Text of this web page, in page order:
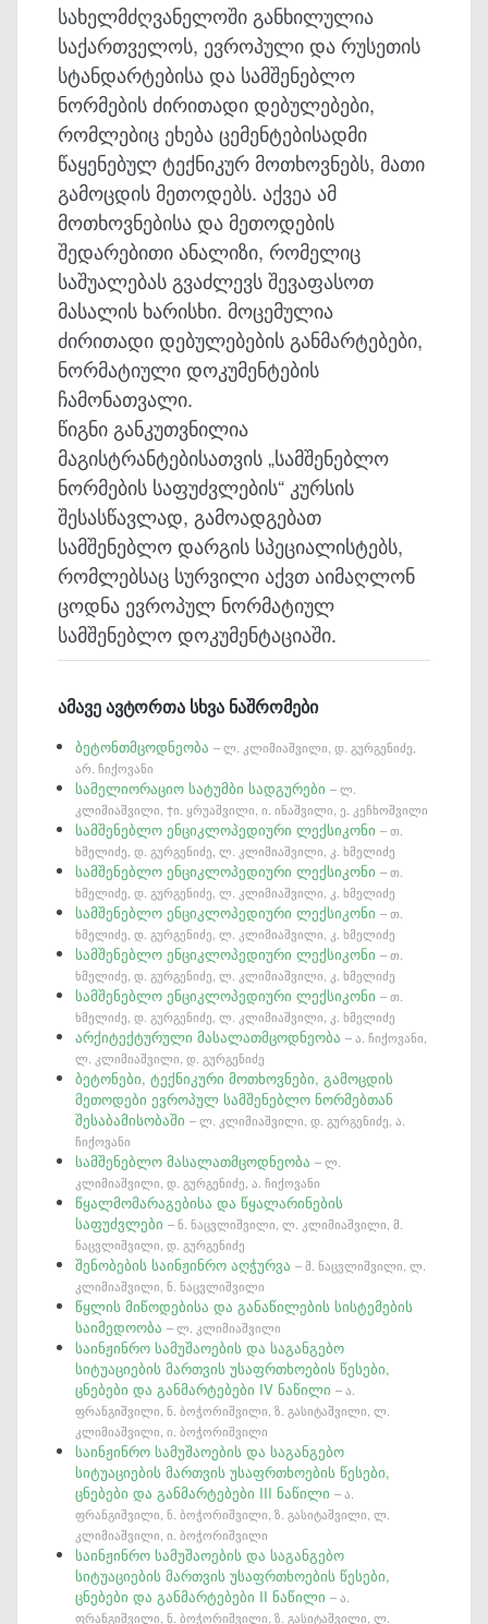
სახელმძღვანელოში განხილულია
საქართველოს, ევროპული და რუსეთის
სტანდარტებისა და სამშენებლო
ნორმების ძირითადი დებულებები,
რომლებიც ეხება ცემენტებისადმი
წაყენებულ ტექნიკურ მოთხოვნებს, მათი
გამოცდის მეთოდებს. აქვეა ამ
მოთხოვნებისა და მეთოდების
შედარებითი ანალიზი, რომელიც
საშუალებას გვაძლევს შევაფასოთ
მასალის ხარისხი. მოცემულია
ძირითადი დებულებების განმარტებები,
ნორმატიული დოკუმენტების
ჩამონათვალი.
წიგნი განკუთვნილია
მაგისტრანტებისათვის „სამშენებლო
ნორმების საფუძვლების“ კურსის
შესასწავლად, გამოადგებათ
სამშენებლო დარგის სპეციალისტებს,
რომლებსაც სურვილი აქვთ აიმაღლონ
ცოდნა ევროპულ ნორმატიულ
სამშენებლო დოკუმენტაციაში.
ამავე ავტორთა სხვა ნაშრომები
ბეტონთმცოდნეობა– ლ. კლიმიაშვილი, დ. გურგენიძე,
არ. ჩიქოვანი
სამელიორაციო სატუმბი სადგურები– ლ.
კლიმიაშვილი, †ი. ყრუაშვილი, ი. ინაშვილი, ე. კეჩხოშვილი
სამშენებლო ენციკლოპედიური ლექსიკონი– თ.
ხმელიძე, დ. გურგენიძე, ლ. კლიმიაშვილი, კ. ხმელიძე
სამშენებლო ენციკლოპედიური ლექსიკონი– თ.
ხმელიძე, დ. გურგენიძე, ლ. კლიმიაშვილი, კ. ხმელიძე
სამშენებლო ენციკლოპედიური ლექსიკონი– თ.
ხმელიძე, დ. გურგენიძე, ლ. კლიმიაშვილი, კ. ხმელიძე
სამშენებლო ენციკლოპედიური ლექსიკონი– თ.
ხმელიძე, დ. გურგენიძე, ლ. კლიმიაშვილი, კ. ხმელიძე
სამშენებლო ენციკლოპედიური ლექსიკონი– თ.
ხმელიძე, დ. გურგენიძე, ლ. კლიმიაშვილი, კ. ხმელიძე
არქიტექტურული მასალათმცოდნეობა– ა. ჩიქოვანი,
ლ. კლიმიაშვილი, დ. გურგენიძე
ბეტონები, ტექნიკური მოთხოვნები, გამოცდის
მეთოდები ევროპულ სამშენებლო ნორმებთან
შესაბამისობაში– ლ. კლიმიაშვილი, დ. გურგენიძე, ა.
ჩიქოვანი
სამშენებლო მასალათმცოდნეობა– ლ.
კლიმიაშვილი, დ. გურგენიძე, ა. ჩიქოვანი
წყალმომარაგებისა და წყალარინების
საფუძვლები– ნ. ნაცვლიშვილი, ლ. კლიმიაშვილი, მ.
ნაცვლიშვილი, დ. გურგენიძე
შენობების საინჟინრო აღჭურვა– მ. ნაცვლიშვილი, ლ.
კლიმიაშვილი, ნ. ნაცვლიშვილი
წყლის მიწოდებისა და განაწილების სისტემების
საიმედოობა– ლ. კლიმიაშვილი
საინჟინრო სამუშაოების და საგანგებო
სიტუაციების მართვის უსაფრთხოების წესები,
ცნებები და განმარტებები IV ნაწილი– ა.
ფრანგიშვილი, ნ. ბოჭორიშვილი, ზ. გასიტაშვილი, ლ.
კლიმიაშვილი, ი. ბოჭორიშვილი
საინჟინრო სამუშაოების და საგანგებო
სიტუაციების მართვის უსაფრთხოების წესები,
ცნებები და განმარტებები III ნაწილი– ა.
ფრანგიშვილი, ნ. ბოჭორიშვილი, ზ. გასიტაშვილი, ლ.
კლიმიაშვილი, ი. ბოჭორიშვილი
საინჟინრო სამუშაოების და საგანგებო
სიტუაციების მართვის უსაფრთხოების წესები,
ცნებები და განმარტებები II ნაწილი– ა.
ფრანგიშვილი, ნ. ბოჭორიშვილი, ზ. გასიტაშვილი, ლ.